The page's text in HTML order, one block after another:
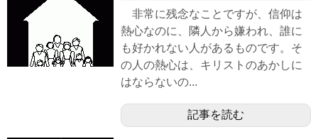
非常に残念なことですが、信仰は
熱心なのに、隣人から嫌われ、誰に
も好かれない人があるものです。そ
の人の熱心は、キリストのあかしに
はならないの...
記事を読む